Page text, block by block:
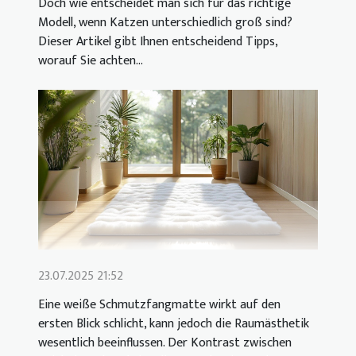
Modell, wenn Katzen unterschiedlich groß sind?
Dieser Artikel gibt Ihnen entscheidend Tipps,
worauf Sie achten...
23.07.2025 21:52
Eine weiße Schmutzfangmatte wirkt auf den
ersten Blick schlicht, kann jedoch die Raumästhetik
wesentlich beeinflussen. Der Kontrast zwischen